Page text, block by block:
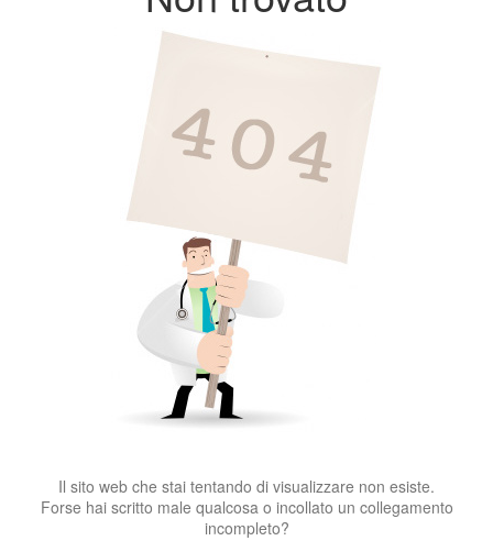
Il sito web che stai tentando di visualizzare non esiste.
Forse hai scritto male qualcosa o incollato un collegamento
incompleto?